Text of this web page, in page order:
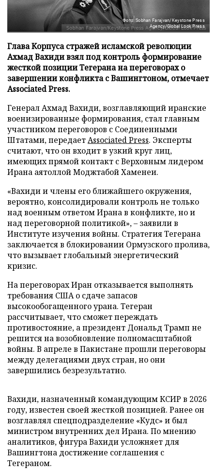
Фото: Sobhan Farajvan/Keystone Press
Agency/Global Look Press
Глава Корпуса стражей исламской революции
Ахмад Вахиди взял под контроль формирование
жесткой позиции Тегерана на переговорах о
завершении конфликта с Вашингтоном, отмечает
Associated Press.
Генерал Ахмад Вахиди, возглавляющий иранские
военизированные формирования, стал главным
участником переговоров с Соединенными
Штатами, передаетAssociated Press. Эксперты
считают, что он входит в узкий круг лиц,
имеющих прямой контакт с Верховным лидером
Ирана аятоллой Моджтабой Хаменеи.
«Вахиди и члены его ближайшего окружения,
вероятно, консолидировали контроль не только
над военным ответом Ирана в конфликте, но и
над переговорной политикой», – заявили в
Институте изучения войны. Стратегия Тегерана
заключается в блокировании Ормузского пролива,
что вызывает глобальный энергетический
кризис.
На переговорах Иран отказывается выполнять
требования США о сдаче запасов
высокообогащенного урана. Тегеран
рассчитывает, что сможет переждать
противостояние, а президент Дональд Трамп не
решится на возобновление полномасштабной
войны. В апреле в Пакистане прошли переговоры
между делегациями двух стран, но они
завершились безрезультатно.
Вахиди, назначенный командующим КСИР в 2026
году, известен своей жесткой позицией. Ранее он
возглавлял спецподразделение «Кудс» и был
министром внутренних дел Ирана. По мнению
аналитиков, фигура Вахиди усложняет для
Вашингтона достижение соглашения с
Тегераном.